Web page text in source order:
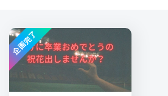
企画完了